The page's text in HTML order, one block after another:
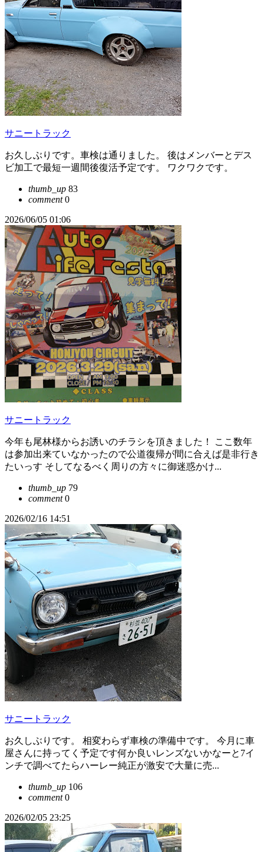
サニートラック
お久しぶりです。車検は通りました。 後はメンバーとデス
ビ加工で最短一週間後復活予定です。 ワクワクです。
thumb_up 83
comment0
2026/06/05 01:06
サニートラック
今年も尾林様からお誘いのチラシを頂きました！ ここ数年
は参加出来ていなかったので公道復帰が間に合えば是非行き
たいっす そしてなるべく周りの方々に御迷惑かけ...
thumb_up 79
comment0
2026/02/16 14:51
サニートラック
お久しぶりです。 相変わらず車検の準備中です。 今月に車
屋さんに持ってく予定です何か良いレンズないかなーと7イ
ンチで調べてたらハーレー純正が激安で大量に売...
thumb_up 106
comment0
2026/02/05 23:25